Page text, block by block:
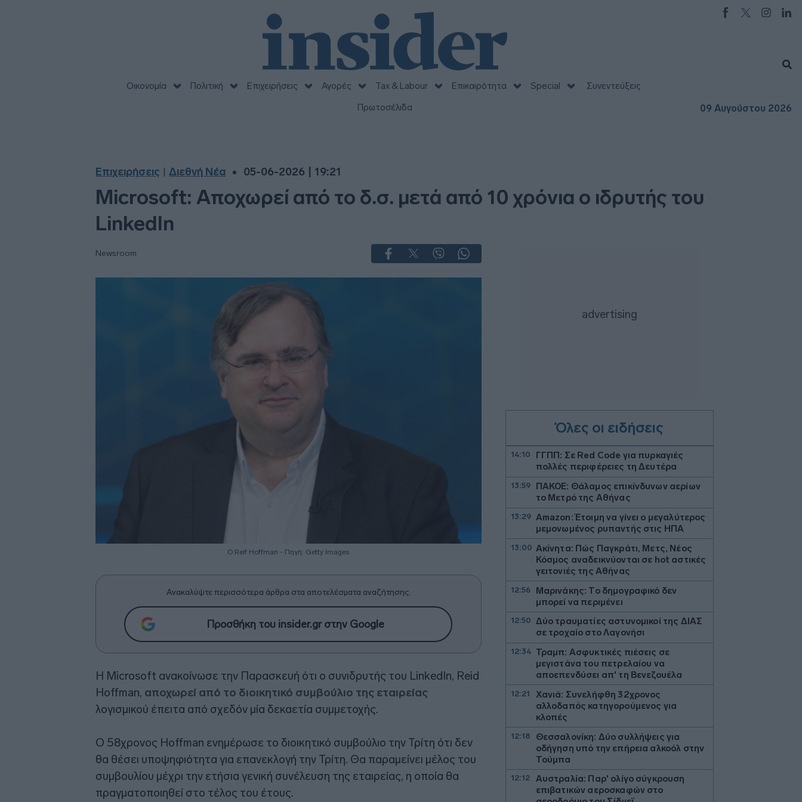
Οικονομία Πολιτική Επιχειρήσεις Αγορές Tax & Labour Επικαιρότητα Special
Συνεντεύξεις
Πρωτοσέλιδα
09 Αυγούστου 2026
Επιχειρήσεις Διεθνή Νέα 05-06-2026 | 19:21
Microsoft: Αποχωρεί από το δ.σ. μετά από 10 χρόνια ο ιδρυτής του
LinkedIn
Newsroom
Ο Reif Hoffman - Πηγή: Getty Images
Ανακαλύψτε περισσότερα άρθρα στα αποτελέσματα αναζήτησης.
Προσθήκη του insider.gr στην Google
Η Microsoft ανακοίνωσε την Παρασκευή ότι ο συνιδρυτής του LinkedIn, Reid
Hoffman, αποχωρεί από το διοικητικό συμβούλιο της εταιρείας
λογισμικού έπειτα από σχεδόν μία δεκαετία συμμετοχής.
Ο 58χρονος Hoffman ενημέρωσε το διοικητικό συμβούλιο την Τρίτη ότι δεν
θα θέσει υποψηφιότητα για επανεκλογή την Τρίτη. Θα παραμείνει μέλος του
συμβουλίου μέχρι την ετήσια γενική συνέλευση της εταιρείας, η οποία θα
πραγματοποιηθεί στο τέλος του έτους.
Όλες οι ειδήσεις
14:10
ΓΓΠΠ: Σε Red Code για πυρκαγιές
πολλές περιφέρειες τη Δευτέρα
13:59
ΠΑΚΟΕ: Θάλαμος επικίνδυνων αερίων
το Μετρό της Αθήνας
13:29 Amazon: Έτοιμη να γίνει ο μεγαλύτερος
μεμονωμένος ρυπαντής στις ΗΠΑ
13:00 Ακίνητα: Πώς Παγκράτι, Μετς, Νέος
Κόσμος αναδεικνύονται σε hot αστικές
γειτονιές της Αθήνας
12:56
Μαρινάκης: Το δημογραφικό δεν
μπορεί να περιμένει
12:50 Δύο τραυματίες αστυνομικοί της ΔΙΑΣ
σε τροχαίο στο Λαγονήσι
12:34
Τραμπ: Ασφυκτικές πιέσεις σε
μεγιστάνα του πετρελαίου να
αποεπενδύσει απ' τη Βενεζουέλα
12:21
Χανιά: Συνελήφθη 32χρονος
αλλοδαπός κατηγορούμενος για
κλοπές
12:18
Θεσσαλονίκη: Δύο συλλήψεις για
οδήγηση υπό την επήρεια αλκοόλ στην
Τούμπα
12:12
Αυστραλία: Παρ' ολίγο σύγκρουση
επιβατικών αεροσκαφών στο